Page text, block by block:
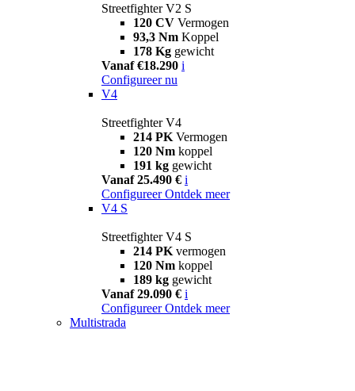
Streetfighter V2 S
120 CV Vermogen
93,3 Nm Koppel
178 Kg gewicht
Vanaf €18.290 i
Configureer nu
V4
Streetfighter V4
214 PK Vermogen
120 Nm koppel
191 kg gewicht
Vanaf 25.490 € i
Configureer Ontdek meer
V4 S
Streetfighter V4 S
214 PK vermogen
120 Nm koppel
189 kg gewicht
Vanaf 29.090 € i
Configureer Ontdek meer
Multistrada